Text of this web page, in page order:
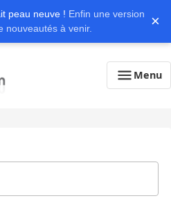
peau neuve ! Enfin une version
nouveautés à venir.
×
Menu